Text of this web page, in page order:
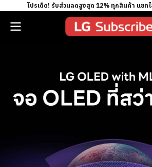
โปรเด็ด! รับส่วนลดสูงสุด 12% ทุกสินค้า แช